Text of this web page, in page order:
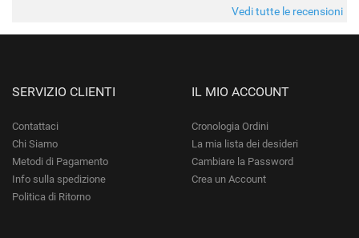
Vedi tutte le recensioni
SERVIZIO CLIENTI
Contattaci
Chi Siamo
Metodi di Pagamento
Info sulla spedizione
Politica di Ritorno
IL MIO ACCOUNT
Cronologia Ordini
La mia lista dei desideri
Cambiare la Password
Crea un Account